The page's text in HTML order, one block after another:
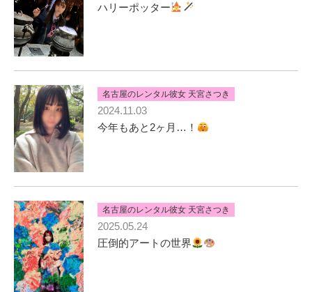
ハリーポッター
名古屋のレンタル彼女 天宮さつき
2024.11.03
今年もあと2ヶ月…！
名古屋のレンタル彼女 天宮さつき
2025.05.24
圧倒的アートの世界